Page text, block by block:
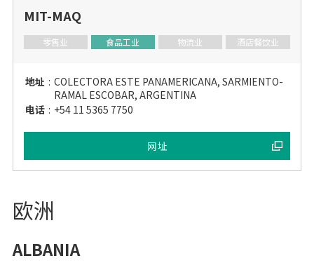
MIT-MAQ
零售业 食品工业 物流业 酒店餐饮业
地址 : COLECTORA ESTE PANAMERICANA, SARMIENTO-
RAMAL ESCOBAR, ARGENTINA
电话 : +54 11 5365 7750
网址
欧洲
ALBANIA